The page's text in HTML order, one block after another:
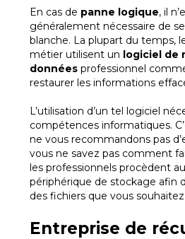
En cas de panne logique, il
généralement nécessaire de
blanche. La plupart du temps,
métier utilisent un logiciel de
données professionnel
restaurer les informations
L’utilisation d’un tel logiciel
compétences informatiques.
ne vous recommandons pas
vous ne savez pas comment
les professionnels procèdent
périphérique de stockage afin
des fichiers que vous
Entreprise de